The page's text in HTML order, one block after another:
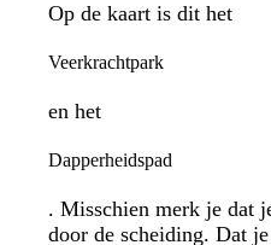
Op de kaart is dit het
Veerkrachtpark
en het
Dapperheidspad
. Misschien merk je dat
door de scheiding. Dat